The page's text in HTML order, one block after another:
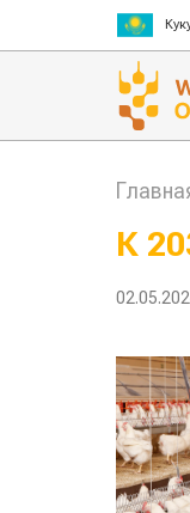
Рис
К